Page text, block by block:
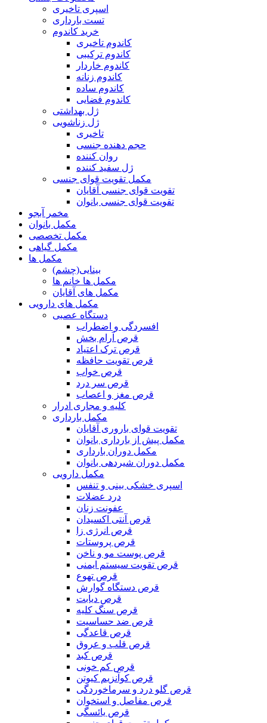
اسپری تاخیری
تست بارداری
خرید کاندوم
کاندوم تاخیری
کاندوم ترکیبی
کاندوم خاردار
کاندوم زنانه
کاندوم ساده
کاندوم فضایی
ژل بهداشتی
ژل زناشویی
تاخیری
حجم دهنده جنسی
روان کننده
ژل سفید کننده
مکمل تقویت قوای جنسی
تقویت قوای جنسی آقایان
تقویت قوای جنسی بانوان
مخمر آبجو
مکمل بانوان
مکمل تخصصی
مکمل گیاهی
مکمل ها
بینایی(چشم)
مکمل ها خانم ها
مکمل های آقایان
مکمل های دارویی
دستگاه عصبی
افسردگی و اضطراب
قرص آرام بخش
قرص ترک اعتیاد
قرص تقویت حافظه
قرص خواب
قرص سر درد
قرص مغز و اعصاب
کلیه و مجاری ادرار
مکمل بارداری
تقویت قوای باروری آقایان
مکمل پیش از بارداری بانوان
مکمل دوران بارداری
مکمل دوران شیردهی بانوان
مکمل دارویی
اسپری خشکی بینی و تنفس
درد عضلات
عفونت زنان
قرص آنتی اکسیدان
قرص انرژی زا
قرص پروستات
قرص پوست مو و ناخن
قرص تقویت سیستم ایمنی
قرص تهوع
قرص دستگاه گوارش
قرص دیابت
قرص سنگ کلیه
قرص ضد حساسیت
قرص قاعدگی
قرص قلب و عروق
قرص کبد
قرص کم خونی
قرص کوآنزیم کیوتن
قرص گلو درد و سرماخوردگی
قرص مفاصل و استخوان
قرص یائسگی